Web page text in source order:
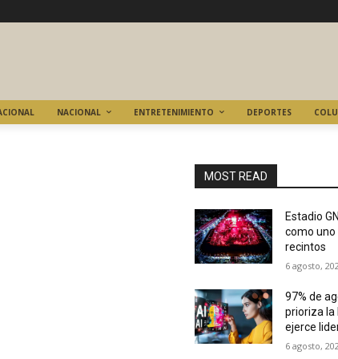
NACIONAL ENTRETENIMIENTO DEPORTES
MOST READ
Estadio
como uno
recintos
6 agosto,
97% de
prioriza la
ejerce
6 agosto,